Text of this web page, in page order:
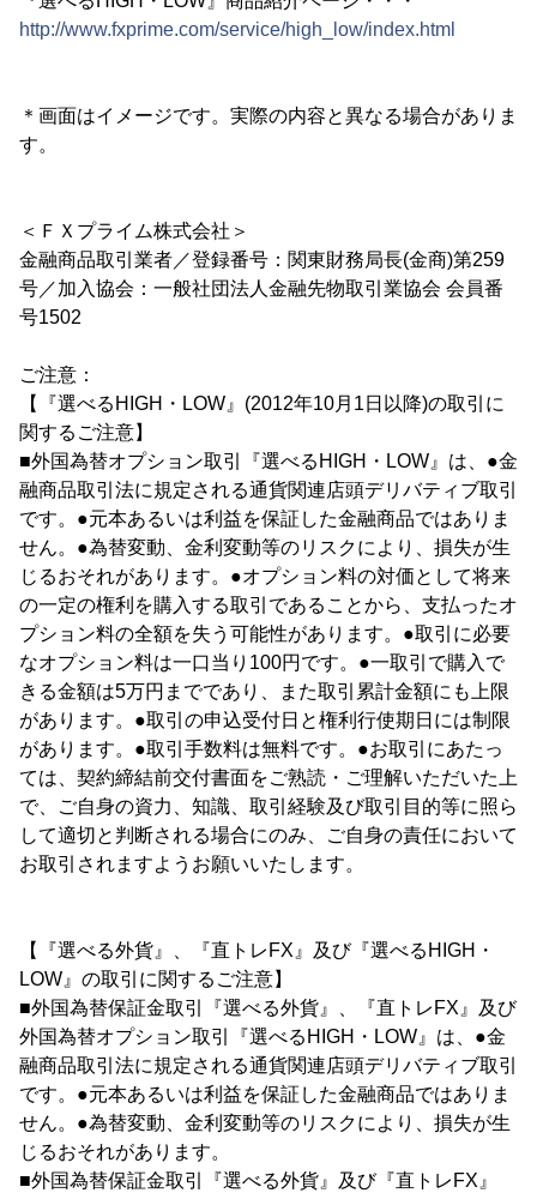
http://www.fxprime.com/service/high_low/index.html
＊画面はイメージです。実際の内容と異なる場合がありま
す。
＜ＦＸプライム株式会社＞
金融商品取引業者／登録番号：関東財務局長(金商)第259
号／加入協会：一般社団法人金融先物取引業協会 会員番
号1502
ご注意：
【『選べるHIGH・LOW』(2012年10月1日以降)の取引に
関するご注意】
■外国為替オプション取引『選べるHIGH・LOW』は、●金
融商品取引法に規定される通貨関連店頭デリバティブ取引
です。●元本あるいは利益を保証した金融商品ではありま
せん。●為替変動、金利変動等のリスクにより、損失が生
じるおそれがあります。●オプション料の対価として将来
の一定の権利を購入する取引であることから、支払ったオ
プション料の全額を失う可能性があります。●取引に必要
なオプション料は一口当り100円です。●一取引で購入で
きる金額は5万円までであり、また取引累計金額にも上限
があります。●取引の申込受付日と権利行使期日には制限
があります。●取引手数料は無料です。●お取引にあたっ
ては、契約締結前交付書面をご熟読・ご理解いただいた上
で、ご自身の資力、知識、取引経験及び取引目的等に照ら
して適切と判断される場合にのみ、ご自身の責任において
お取引されますようお願いいたします。
【『選べる外貨』、『直トレFX』及び『選べるHIGH・
LOW』の取引に関するご注意】
■外国為替保証金取引『選べる外貨』、『直トレFX』及び
外国為替オプション取引『選べるHIGH・LOW』は、●金
融商品取引法に規定される通貨関連店頭デリバティブ取引
です。●元本あるいは利益を保証した金融商品ではありま
せん。●為替変動、金利変動等のリスクにより、損失が生
じるおそれがあります。
■外国為替保証金取引『選べる外貨』及び『直トレFX』